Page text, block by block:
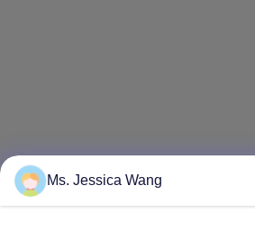
Ms. Jessica Wang